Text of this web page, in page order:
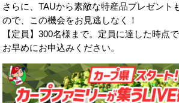
さらに、TAUから素敵な特産品プレゼント
ので、この機会をお見逃しなく！
【定員】300名様まで。定員に達した時点
お早めにお申込みください。